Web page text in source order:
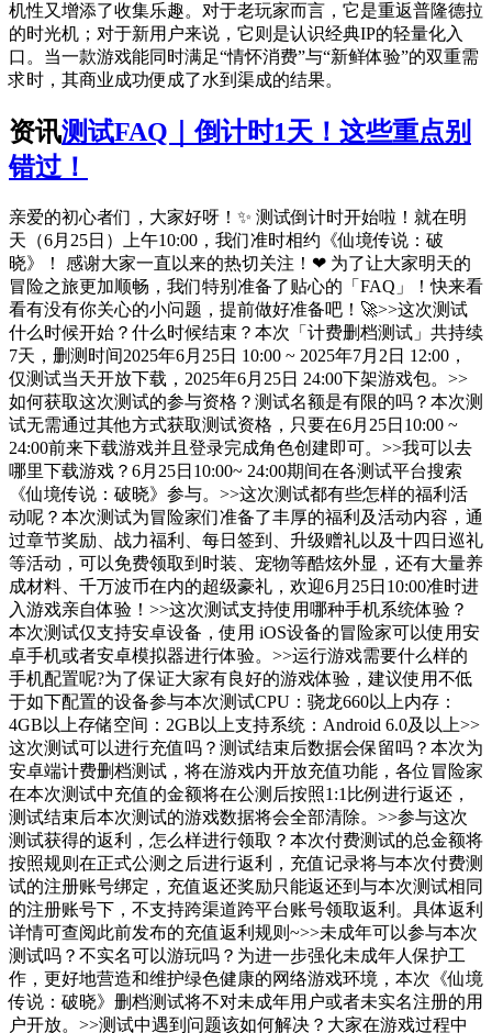
机性又增添了收集乐趣。对于老玩家而言，它是重返普隆德拉
的时光机；对于新用户来说，它则是认识经典IP的轻量化入
口。当一款游戏能同时满足“情怀消费”与“新鲜体验”的双重需
求时，其商业成功便成了水到渠成的结果。
资讯测试FAQ｜倒计时1天！这些重点别
错过！
亲爱的初心者们，大家好呀！✨ 测试倒计时开始啦！就在明
天（6月25日）上午10:00，我们准时相约《仙境传说：破
晓》！ 感谢大家一直以来的热切关注！❤ 为了让大家明天的
冒险之旅更加顺畅，我们特别准备了贴心的「FAQ」！快来看
看有没有你关心的小问题，提前做好准备吧！🚀>>这次测试
什么时候开始？什么时候结束？本次「计费删档测试」共持续
7天，删测时间2025年6月25日 10:00 ~ 2025年7月2日 12:00，
仅测试当天开放下载，2025年6月25日 24:00下架游戏包。>>
如何获取这次测试的参与资格？测试名额是有限的吗？本次测
试无需通过其他方式获取测试资格，只要在6月25日10:00 ~
24:00前来下载游戏并且登录完成角色创建即可。>>我可以去
哪里下载游戏？6月25日10:00~ 24:00期间在各测试平台搜索
《仙境传说：破晓》参与。>>这次测试都有些怎样的福利活
动呢？本次测试为冒险家们准备了丰厚的福利及活动内容，通
过章节奖励、战力福利、每日签到、升级赠礼以及十四日巡礼
等活动，可以免费领取到时装、宠物等酷炫外显，还有大量养
成材料、千万波币在内的超级豪礼，欢迎6月25日10:00准时进
入游戏亲自体验！>>这次测试支持使用哪种手机系统体验？
本次测试仅支持安卓设备，使用 iOS设备的冒险家可以使用安
卓手机或者安卓模拟器进行体验。>>运行游戏需要什么样的
手机配置呢?为了保证大家有良好的游戏体验，建议使用不低
于如下配置的设备参与本次测试CPU：骁龙660以上内存：
4GB以上存储空间：2GB以上支持系统：Android 6.0及以上>>
这次测试可以进行充值吗？测试结束后数据会保留吗？本次为
安卓端计费删档测试，将在游戏内开放充值功能，各位冒险家
在本次测试中充值的金额将在公测后按照1:1比例进行返还，
测试结束后本次测试的游戏数据将会全部清除。>>参与这次
测试获得的返利，怎么样进行领取？本次付费测试的总金额将
按照规则在正式公测之后进行返利，充值记录将与本次付费测
试的注册账号绑定，充值返还奖励只能返还到与本次测试相同
的注册账号下，不支持跨渠道跨平台账号领取返利。具体返利
详情可查阅此前发布的充值返利规则~>>未成年可以参与本次
测试吗？不实名可以游玩吗？为进一步强化未成年人保护工
作，更好地营造和维护绿色健康的网络游戏环境，本次《仙境
传说：破晓》删档测试将不对未成年用户或者未实名注册的用
户开放。>>测试中遇到问题该如何解决？大家在游戏过程中